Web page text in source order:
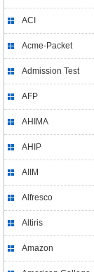
ACI
Acme-Packet
Admission Test
AFP
AHIMA
AHIP
AIIM
Alfresco
Altiris
Amazon